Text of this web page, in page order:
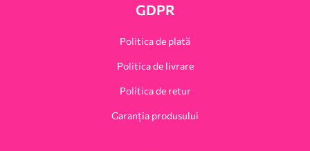
GDPR
Politica de plată
Politica de livrare
Politica de retur
Garanția produsului